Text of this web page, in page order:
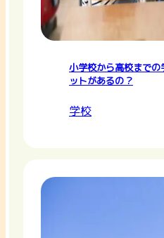
小学校から高校まで
ットがあるの？
学校